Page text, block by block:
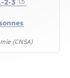
2-3
(CNSA)